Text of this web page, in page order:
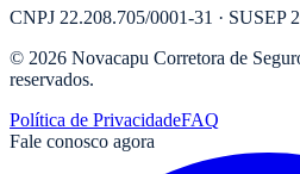
CNPJ 22.208.705/0001-31 · SUSEP
© 2026 Novacapu Corretora de
reservados.
Política de PrivacidadeFAQ
Fale conosco agora